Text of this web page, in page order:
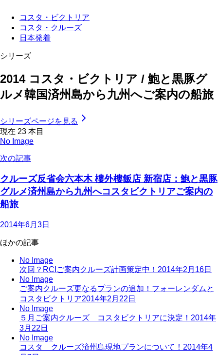
コスタ・ビクトリア
コスタ・クルーズ
日本発着
シリーズ
2014 コスタ・ビクトリア / 鮑と黒豚グ
ルメ韓国済州島から九州へご案内の船旅
シリーズページを見る
現在 23 本目
No Image
次の記事
クルーズ反省会六本木 樓外樓飯店 新宿店：鮑と黒豚
グルメ済州島から九州へコスタビクトリアご案内の
船旅
2014年6月3日
ほかの記事
No Image
次回？RCIご案内クルーズ計画策定中！ 2014年2月16日
No Image
ご案内クルーズ更なるプランの追加！フォーレンダムと
コスタビクトリア2014年2月22日
No Image
５月ご案内クルーズ コスタビクトリアに決定！ 2014年
3月22日
No Image
コスタ クルーズ済州島現地プランについて！ 2014年4